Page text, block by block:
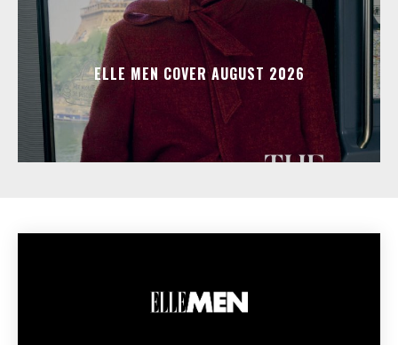
ELLE MEN COVER AUGUST 2026